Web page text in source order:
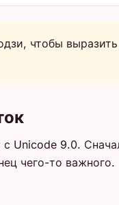
чтобы
Unicode 9.0.
чего-то важного.